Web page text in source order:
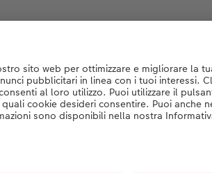
Editor wird geladen...